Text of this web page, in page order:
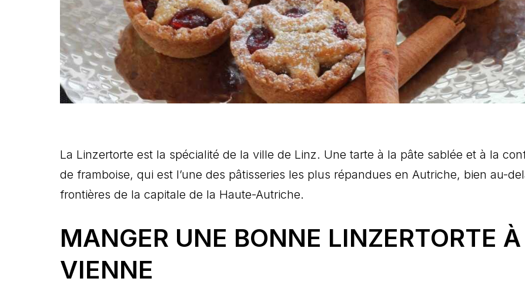
La Linzertorte est la spécialité de la ville de Linz. Une tarte à la pâte sablée et à la
de framboise, qui est l’une des pâtisseries les plus répandues en Autriche, bien au-
frontières de la capitale de la Haute-Autriche.
MANGER UNE BONNE LINZERTORTE À
VIENNE